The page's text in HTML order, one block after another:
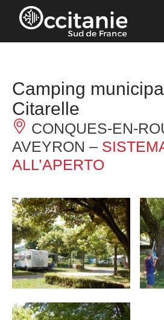
Pannello di gestione dei cookies
Camping
Citarelle
CONQUES-EN-
AVEYRON –
ALL’APERTO